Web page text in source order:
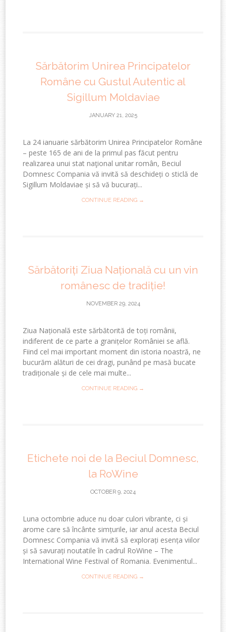
Sărbătorim Unirea Principatelor
Române cu Gustul Autentic al
Sigillum Moldaviae
JANUARY 21, 2025
La 24 ianuarie sărbătorim Unirea Principatelor Române
– peste 165 de ani de la primul pas făcut pentru
realizarea unui stat naţional unitar român, Beciul
Domnesc Compania vă invită să deschideți o sticlă de
Sigillum Moldaviae și să vă bucurați...
CONTINUE READING →
Sărbătoriți Ziua Națională cu un vin
românesc de tradiție!
NOVEMBER 29, 2024
Ziua Națională este sărbătorită de toți românii,
indiferent de ce parte a granițelor României se află.
Fiind cel mai important moment din istoria noastră, ne
bucurăm alături de cei dragi, punând pe masă bucate
tradiționale și de cele mai multe...
CONTINUE READING →
Etichete noi de la Beciul Domnesc,
la RoWine
OCTOBER 9, 2024
Luna octombrie aduce nu doar culori vibrante, ci și
arome care să încânte simțurile, iar anul acesta Beciul
Domnesc Compania vă invită să explorați esența viilor
și să savurați noutatile în cadrul RoWine – The
International Wine Festival of Romania. Evenimentul...
CONTINUE READING →